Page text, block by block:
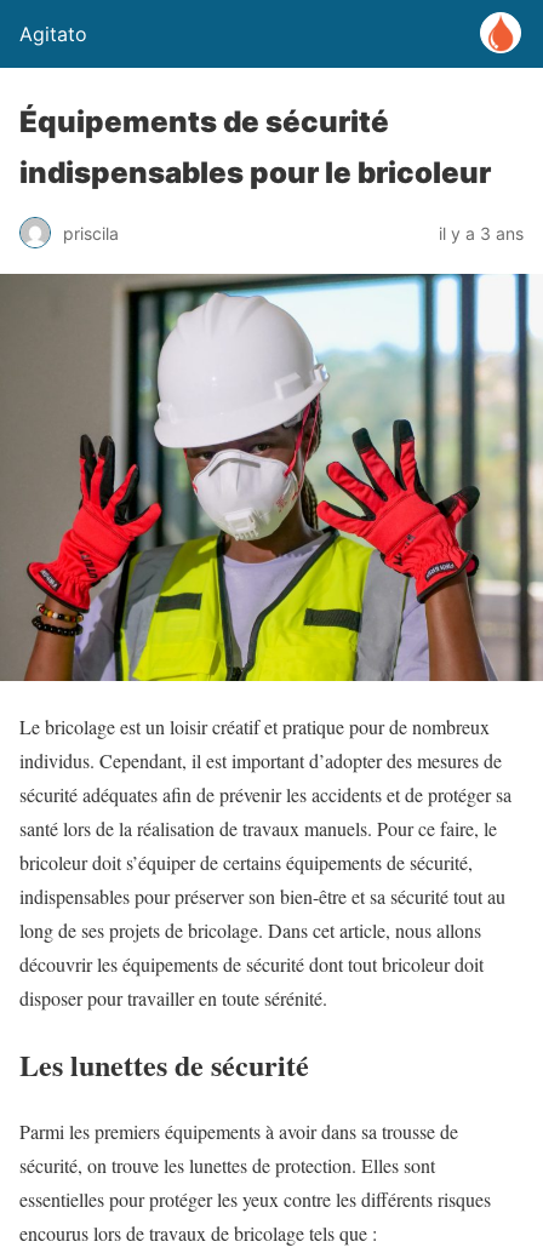
Agitato
Équipements de sécurité
indispensables pour le bricoleur
priscila il y a 3 ans
Le bricolage est un loisir créatif et pratique pour de nombreux
individus. Cependant, il est important d’adopter des mesures de
sécurité adéquates afin de prévenir les accidents et de protéger sa
santé lors de la réalisation de travaux manuels. Pour ce faire, le
bricoleur doit s’équiper de certains équipements de sécurité,
indispensables pour préserver son bien-être et sa sécurité tout au
long de ses projets de bricolage. Dans cet article, nous allons
découvrir les équipements de sécurité dont tout bricoleur doit
disposer pour travailler en toute sérénité.
Les lunettes de sécurité
Parmi les premiers équipements à avoir dans sa trousse de
sécurité, on trouve les lunettes de protection. Elles sont
essentielles pour protéger les yeux contre les différents risques
encourus lors de travaux de bricolage tels que :